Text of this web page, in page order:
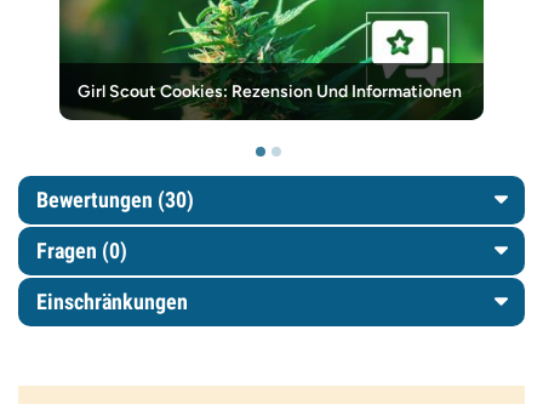
Girl Scout Cookies: Rezension Und Informationen
Bewertungen (30)
Fragen (0)
Einschränkungen